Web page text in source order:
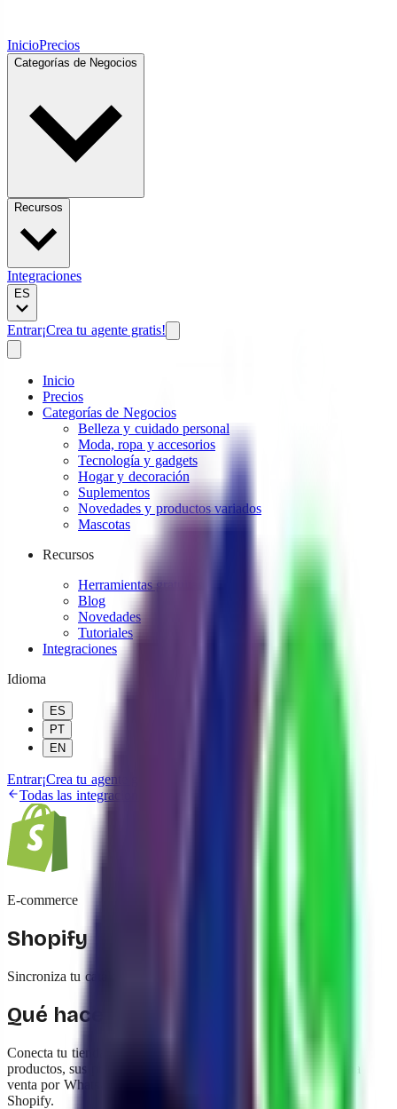
InicioPrecios
Categorías de Negocios
Recursos
Integraciones
ES
Entrar¡Crea tu agente gratis!
Inicio
Precios
Categorías de Negocios
Belleza y cuidado personal
Moda, ropa y accesorios
Tecnología y gadgets
Hogar y decoración
Suplementos
Novedades y productos variados
Mascotas
Recursos
Herramientas gratuitas
Blog
Novedades
Tutoriales
Integraciones
Idioma
ES
PT
EN
Entrar¡Crea tu agente gratis!
Todas las integraciones
E-commerce
Shopify
Sincroniza tu catálogo de Shopify con yavendió!
Qué hace esta integración
Conecta tu tienda Shopify para que el Agente IA conozca tus
productos, sus precios y stock al instante. Cuando se cierra una
venta por WhatsApp, el pedido se crea automáticamente en
Shopify.